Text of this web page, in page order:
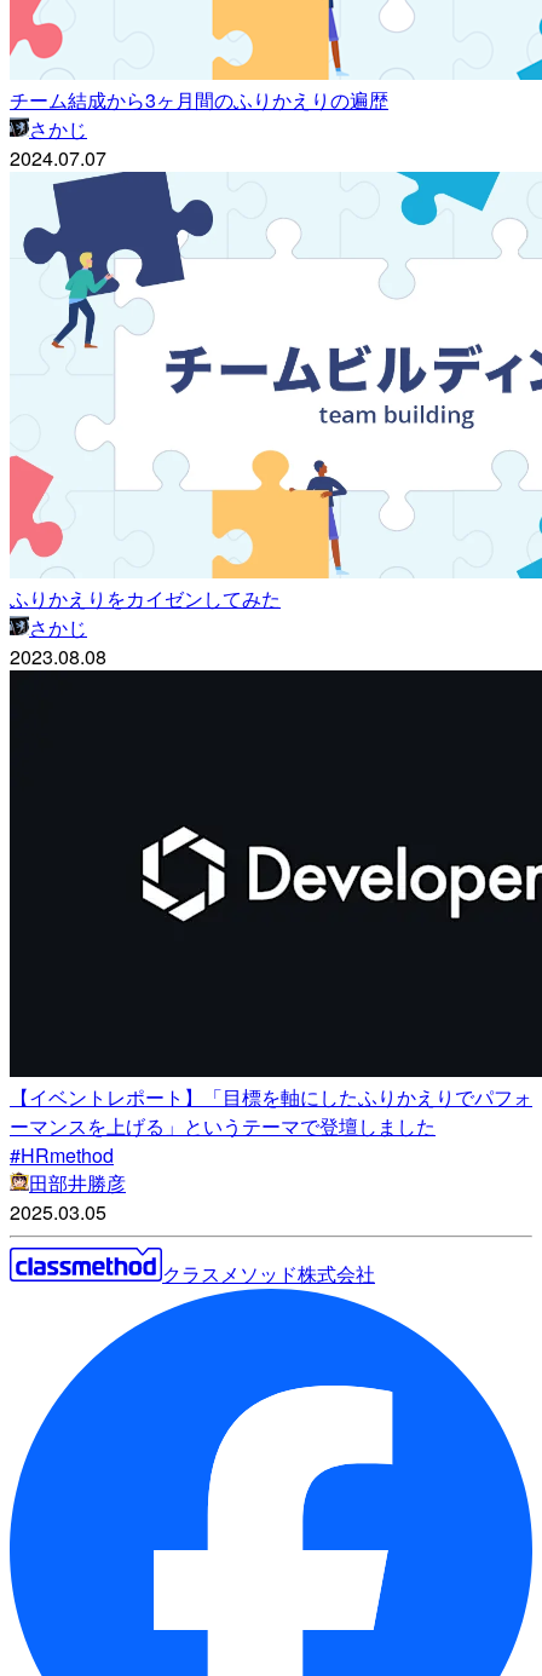
チーム結成から3ヶ月間のふりかえりの遍歴
さかじ
2024.07.07
ふりかえりをカイゼンしてみた
さかじ
2023.08.08
【イベントレポート】「目標を軸にしたふりかえりでパフォ
ーマンスを上げる」というテーマで登壇しました
#HRmethod
田部井勝彦
2025.03.05
クラスメソッド株式会社